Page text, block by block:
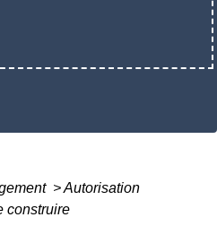
>Autorisation
construire